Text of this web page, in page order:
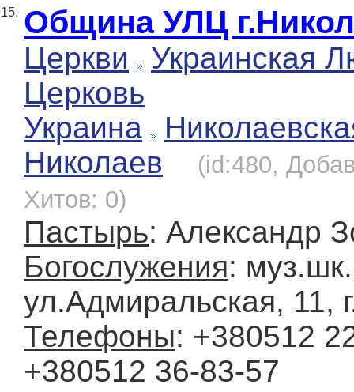
15. Община УЛЦ
Церкви
Украинская
Церковь
Украина
Николаев
(id:480,
Хитов: 0)
Пастырь: Александр
Богослужения:
ул.Адмиральская, 11,
Телефоны: +380512
+380512 36-83-57